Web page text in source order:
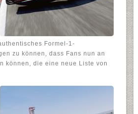
Formel-1-
zu können, dass Fans nun an
können, die eine neue Liste von